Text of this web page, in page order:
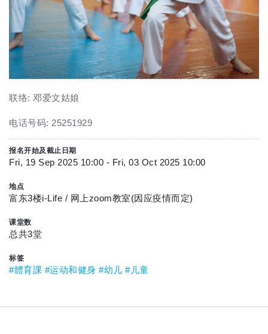
联络: 邓爱文姑娘
电话号码: 25251929
报名开始及截止日期
Fri, 19 Sep 2025 10:00 - Fri, 03 Oct 2025 10:00
地点
富东3楼i-Life / 网上zoom教室(因应疫情而定)
课堂数
总共3堂
标签
#體育課 #运动和健身 #幼儿 #儿童